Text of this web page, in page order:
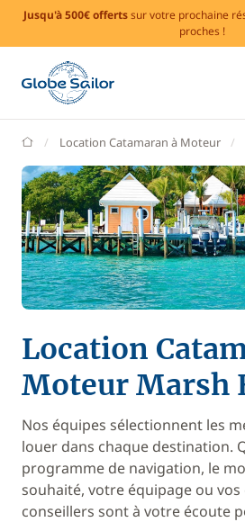
Jusqu'à 500€ offertssur votre prochaine
proches !
GlobeSailor
Location Catamaran à Moteur
Location
Moteur Marsh
Nos équipes sélectionnent les
louer dans chaque destination.
programme de navigation, le
souhaité, votre équipage ou
conseillers sont à votre écoute